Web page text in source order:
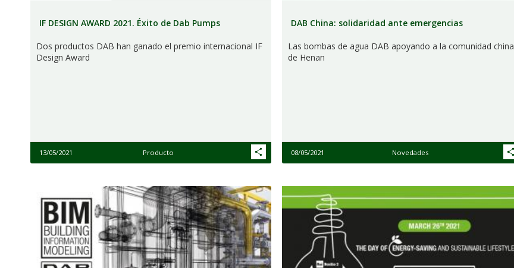
IF DESIGN AWARD 2021. Éxito de Dab Pumps
Dos productos DAB han ganado el premio internacional IF
Design Award
13/05/2021 Producto
DAB China: solidaridad ante emergencias
Las bombas de agua DAB apoyando a la comunidad china
de Henan
08/05/2021 Novedades